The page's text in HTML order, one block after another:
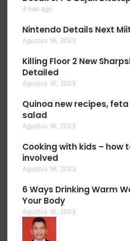
4 hari ago
Nintendo Details Next
Agustus 16, 2023
Killing Floor 2 New
Detailed
Agustus 16, 2023
Quinoa new recipes,
salad
Agustus 16, 2023
Cooking with kids – how
involved
Agustus 16, 2023
6 Ways Drinking Warm
Your Body
Agustus 16, 2023